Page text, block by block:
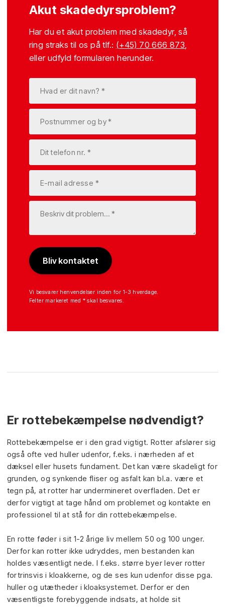
Akut skadedyrsproblem?
Har du et akut problem med skadedyr, så
ring straks til os på tlf.: (+45) 70 666 873
eller udfyld formularen herunder.
Vi besvarer henvendelser inden for 1-3 hverdage.
Felter markeret med * skal besvares.
Er rottebekæmpelse nødvendigt?
Rottebekæmpelse er i den grad vigtigt. Rotter afslører sig
også ofte ved huller udenfor, f.eks. i nærheden af et
dæksel eller husets fundament. Det kan være skadeligt for
grunden, og synkende fliser og asfalt kan bl.a. være et
tegn på, at rotter har undermineret overfladen. Det er
derfor vigtigt at tage hånd om problemet og kontakte en
professionel til at stå for din rottebekæmpelse.
En rotte føder i sit 1-2 årige liv mellem 50 og 100 unger.
Derfor kan rotter ikke udryddes, men bestanden kan
holdes væsentligt nede. I f.eks. større byer lever rotter
fortrinsvis i kloakkerne, og de ses kun udenfor disse pga.
huller og utætheder i kloaksystemet. Derfor er den
væsentligste forebyggende indsats, at holde sit